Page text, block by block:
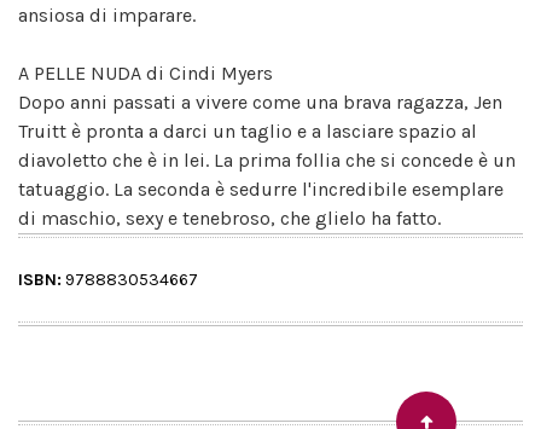
ansiosa di imparare.
A PELLE NUDA di Cindi Myers
Dopo anni passati a vivere come una brava ragazza, Jen
Truitt è pronta a darci un taglio e a lasciare spazio al
diavoletto che è in lei. La prima follia che si concede è un
tatuaggio. La seconda è sedurre l'incredibile esemplare
di maschio, sexy e tenebroso, che glielo ha fatto.
ISBN: 9788830534667